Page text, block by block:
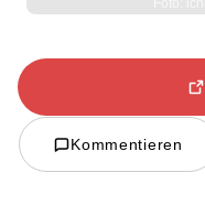
Kommentieren